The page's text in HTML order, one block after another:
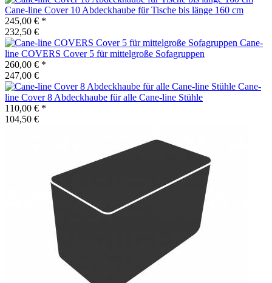
Cane-line Cover 10 Abdeckhaube für Tische bis länge 160 cm
245,00 € *
232,50 €
Cane-
line COVERS Cover 5 für mittelgroße Sofagruppen
260,00 € *
247,00 €
Cane-
line Cover 8 Abdeckhaube für alle Cane-line Stühle
110,00 € *
104,50 €